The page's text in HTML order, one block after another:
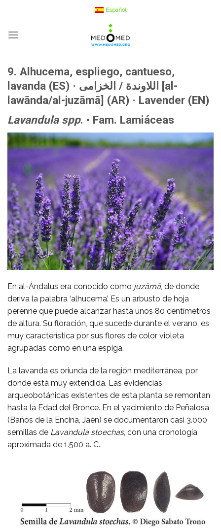
contenido
Español
9. Alhucema, espliego, cantueso,
lavanda (ES) · اللاوندة / الخزامى [al-
lawānda/al-juzāmā] (AR) · Lavender (EN)
Lavandula spp. • Fam. Lamiáceas
En al-Ándalus era conocido como juzāmā , de donde
deriva la palabra ‘alhucema’. Es un arbusto de hoja
perenne que puede alcanzar hasta unos 80 centímetros
de altura. Su floración, que sucede durante el verano, es
muy característica por sus flores de color violeta
agrupadas como en una espiga.
La lavanda es oriunda de la región mediterránea, por
donde está muy extendida. Las evidencias
arqueobotánicas existentes de esta planta se remontan
hasta la Edad del Bronce. En el yacimiento de Peñalosa
(Baños de la Encina, Jaén) se documentaron casi 3.000
semillas de Lavandula stoechas, con una cronología
aproximada de 1.500 a. C.